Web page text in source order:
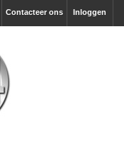
Inloggen
Contacteer ons